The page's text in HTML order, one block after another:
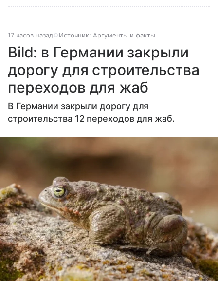
17 часов назад Источник: Аргументы и факты
Bild: в Германии закрыли
дорогу для строительства
переходов для жаб
В Германии закрыли дорогу для
строительства 12 переходов для жаб.